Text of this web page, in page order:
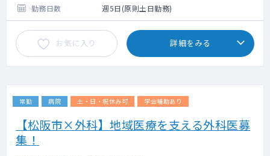
勤務日数 週5日(原則土日勤務)
お気に入り 詳細をみる
常勤 病院 土・日・祝休み可 学会補助あり
【松阪市×外科】地域医療を支える外科医募
集！